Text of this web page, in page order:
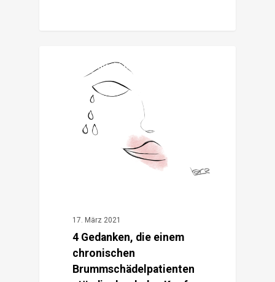
Antibrummschädel
17. März 2021
4 Gedanken, die einem
chronischen
Brummschädelpatienten